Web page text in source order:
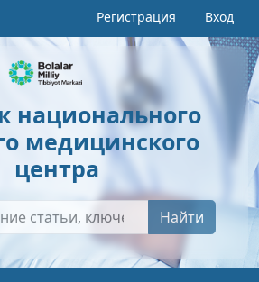
Регистрация Вход
национального
медицинского
центра
Найти